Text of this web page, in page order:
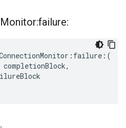
Monitor:failure: